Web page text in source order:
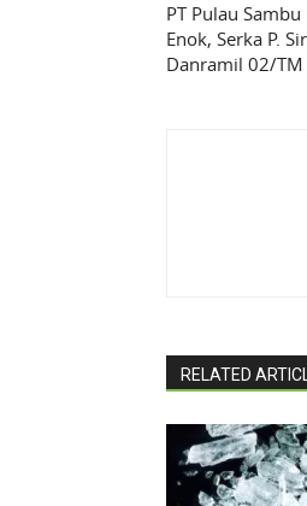
PT Pulau
Enok, Serka P.
Danramil 02/TM
RELATED